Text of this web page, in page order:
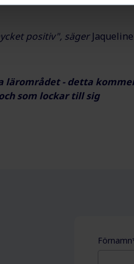
positiv", säger Jaqueline
lärområdet - detta
som lockar till sig
Förnamn